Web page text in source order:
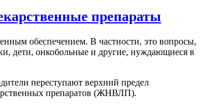
препараты
обеспечением. В частности, это вопросы,
дети, онкобольные и другие, нуждающиеся в
переступают верхний предел
препаратов (ЖНВЛП).